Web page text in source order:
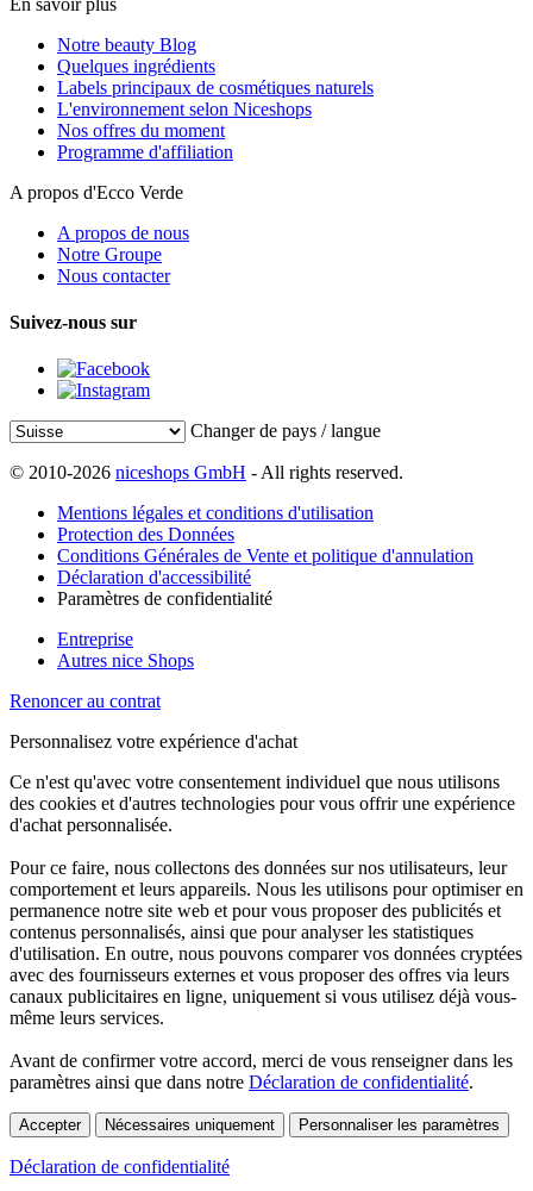
Notre beauty Blog
Quelques ingrédients
Labels principaux de cosmétiques naturels
L'environnement selon Niceshops
Nos offres du moment
Programme d'affiliation
A propos d'Ecco Verde
A propos de nous
Notre Groupe
Nous contacter
Suivez-nous sur
Changer de pays / langue
© 2010-2026 niceshops GmbH - All rights reserved.
Mentions légales et conditions d'utilisation
Protection des Données
Conditions Générales de Vente et politique d'annulation
Déclaration d'accessibilité
Paramètres de confidentialité
Entreprise
Autres nice Shops
Renoncer au contrat
Personnalisez votre expérience d'achat
Ce n'est qu'avec votre consentement individuel que nous utilisons
des cookies et d'autres technologies pour vous offrir une expérience
d'achat personnalisée.
Pour ce faire, nous collectons des données sur nos utilisateurs, leur
comportement et leurs appareils. Nous les utilisons pour optimiser en
permanence notre site web et pour vous proposer des publicités et
contenus personnalisés, ainsi que pour analyser les statistiques
d'utilisation. En outre, nous pouvons comparer vos données cryptées
avec des fournisseurs externes et vous proposer des offres via leurs
canaux publicitaires en ligne, uniquement si vous utilisez déjà vous-
même leurs services.
Avant de confirmer votre accord, merci de vous renseigner dans les
paramètres ainsi que dans notre Déclaration de confidentialité.
Accepter Nécessaires uniquement Personnaliser les paramètres
Déclaration de confidentialité